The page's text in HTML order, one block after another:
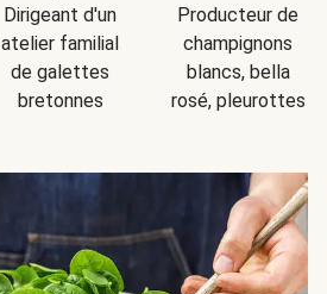
Dirigeant d'un
atelier familial
de galettes
bretonnes
Producteur de
champignons
blancs, bella
rosé, pleurottes